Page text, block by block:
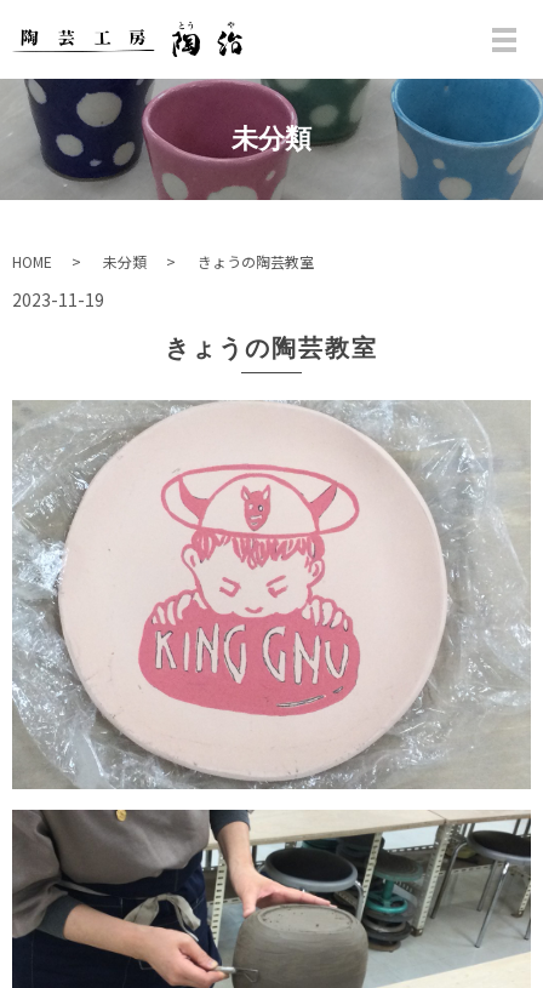
未分類
HOME 未分類 きょうの陶芸教室
2023-11-19
きょうの陶芸教室